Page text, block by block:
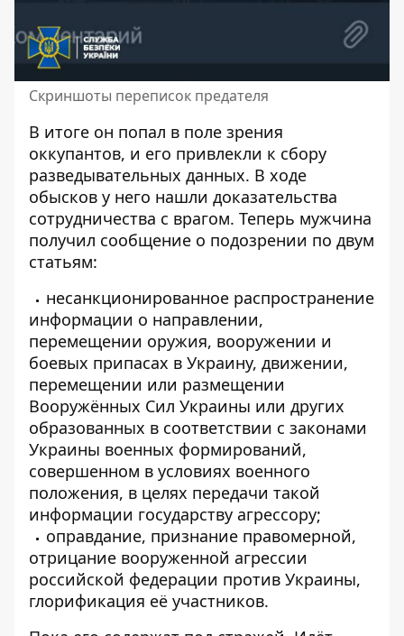
Скриншоты переписок предателя
В итоге он попал в поле зрения
оккупантов, и его привлекли к сбору
разведывательных данных. В ходе
обысков у него нашли доказательства
сотрудничества с врагом. Теперь мужчина
получил сообщение о подозрении по двум
статьям:
несанкционированное распространение
информации о направлении,
перемещении оружия, вооружении и
боевых припасах в Украину, движении,
перемещении или размещении
Вооружённых Сил Украины или других
образованных в соответствии с законами
Украины военных формирований,
совершенном в условиях военного
положения, в целях передачи такой
информации государству агрессору;
оправдание, признание правомерной,
отрицание вооруженной агрессии
российской федерации против Украины,
глорификация её участников.